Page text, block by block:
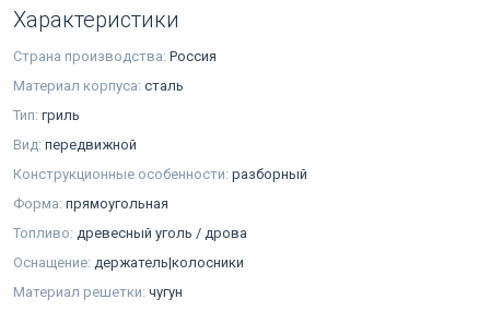
Характеристики
Страна производства: Россия
Материал корпуса: сталь
Тип: гриль
Вид: передвижной
Конструкционные особенности: разборный
Форма: прямоугольная
Топливо: древесный уголь / дрова
Оснащение: держатель|колосники
Материал решетки: чугун